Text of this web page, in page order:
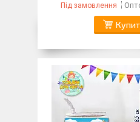
Під замовлення